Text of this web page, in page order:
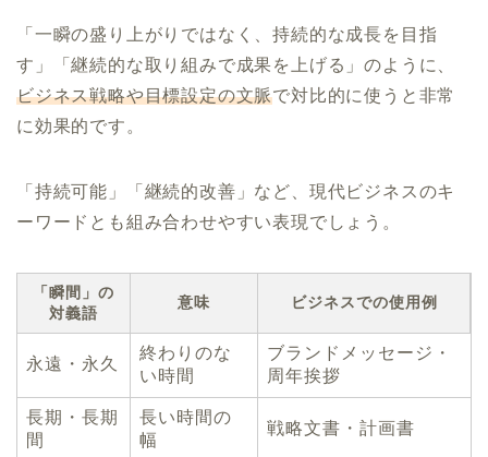
「一瞬の盛り上がりではなく、持続的な成長を目指
す」「継続的な取り組みで成果を上げる」のように、
ビジネス戦略や目標設定の文脈で対比的に使うと非常
に効果的です。
「持続可能」「継続的改善」など、現代ビジネスのキ
ーワードとも組み合わせやすい表現でしょう。
「瞬間」の
対義語
意味 ビジネスでの使用例
永遠・永久
終わりのな
い時間
ブランドメッセージ・
周年挨拶
長期・長期
間
長い時間の
幅
戦略文書・計画書